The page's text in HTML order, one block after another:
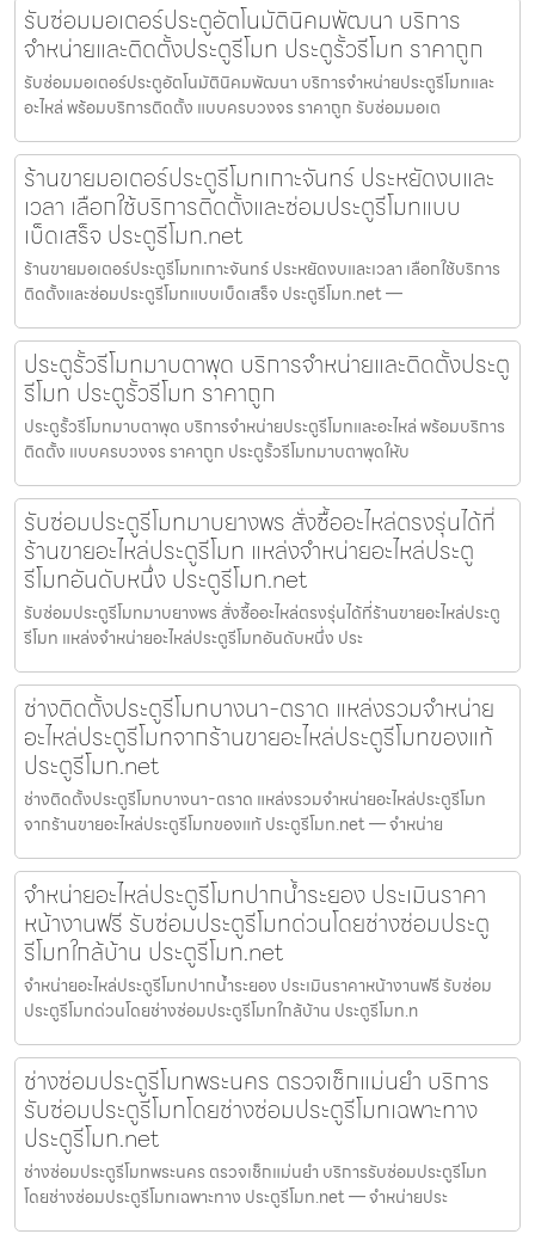
รับซ่อมมอเตอร์ประตูอัตโนมัตินิคมพัฒนา บริการ
จำหน่ายและติดตั้งประตูรีโมท ประตูรั้วรีโมท ราคาถูก
รับซ่อมมอเตอร์ประตูอัตโนมัตินิคมพัฒนา บริการจำหน่ายประตูรีโมทและ
อะไหล่ พร้อมบริการติดตั้ง แบบครบวงจร ราคาถูก รับซ่อมมอเต
ร้านขายมอเตอร์ประตูรีโมทเกาะจันทร์ ประหยัดงบและ
เวลา เลือกใช้บริการติดตั้งและซ่อมประตูรีโมทแบบ
เบ็ดเสร็จ ประตูรีโมท.net
ร้านขายมอเตอร์ประตูรีโมทเกาะจันทร์ ประหยัดงบและเวลา เลือกใช้บริการ
ติดตั้งและซ่อมประตูรีโมทแบบเบ็ดเสร็จ ประตูรีโมท.net —
ประตูรั้วรีโมทมาบตาพุด บริการจำหน่ายและติดตั้งประตู
รีโมท ประตูรั้วรีโมท ราคาถูก
ประตูรั้วรีโมทมาบตาพุด บริการจำหน่ายประตูรีโมทและอะไหล่ พร้อมบริการ
ติดตั้ง แบบครบวงจร ราคาถูก ประตูรั้วรีโมทมาบตาพุดให้บ
รับซ่อมประตูรีโมทมาบยางพร สั่งซื้ออะไหล่ตรงรุ่นได้ที่
ร้านขายอะไหล่ประตูรีโมท แหล่งจำหน่ายอะไหล่ประตู
รีโมทอันดับหนึ่ง ประตูรีโมท.net
รับซ่อมประตูรีโมทมาบยางพร สั่งซื้ออะไหล่ตรงรุ่นได้ที่ร้านขายอะไหล่ประตู
รีโมท แหล่งจำหน่ายอะไหล่ประตูรีโมทอันดับหนึ่ง ประ
ช่างติดตั้งประตูรีโมทบางนา-ตราด แหล่งรวมจำหน่าย
อะไหล่ประตูรีโมทจากร้านขายอะไหล่ประตูรีโมทของแท้
ประตูรีโมท.net
ช่างติดตั้งประตูรีโมทบางนา-ตราด แหล่งรวมจำหน่ายอะไหล่ประตูรีโมท
จากร้านขายอะไหล่ประตูรีโมทของแท้ ประตูรีโมท.net — จำหน่าย
จำหน่ายอะไหล่ประตูรีโมทปากน้ำระยอง ประเมินราคา
หน้างานฟรี รับซ่อมประตูรีโมทด่วนโดยช่างซ่อมประตู
รีโมทใกล้บ้าน ประตูรีโมท.net
จำหน่ายอะไหล่ประตูรีโมทปากน้ำระยอง ประเมินราคาหน้างานฟรี รับซ่อม
ประตูรีโมทด่วนโดยช่างซ่อมประตูรีโมทใกล้บ้าน ประตูรีโมท.n
ช่างซ่อมประตูรีโมทพระนคร ตรวจเช็กแม่นยำ บริการ
รับซ่อมประตูรีโมทโดยช่างซ่อมประตูรีโมทเฉพาะทาง
ประตูรีโมท.net
ช่างซ่อมประตูรีโมทพระนคร ตรวจเช็กแม่นยำ บริการรับซ่อมประตูรีโมท
โดยช่างซ่อมประตูรีโมทเฉพาะทาง ประตูรีโมท.net — จำหน่ายประ